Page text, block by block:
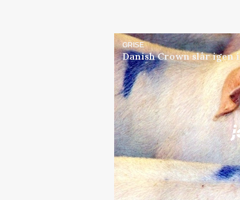
GRISE
Danish Crown slår igen
Jobsi samarbejde med
Elevplads tilbydes